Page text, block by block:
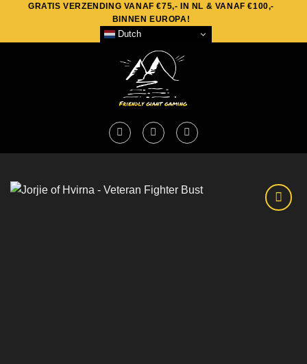
content
GRATIS VERZENDING VANAF €75,- IN NL & VANAF €100,-
BINNEN EUROPA!
Dutch